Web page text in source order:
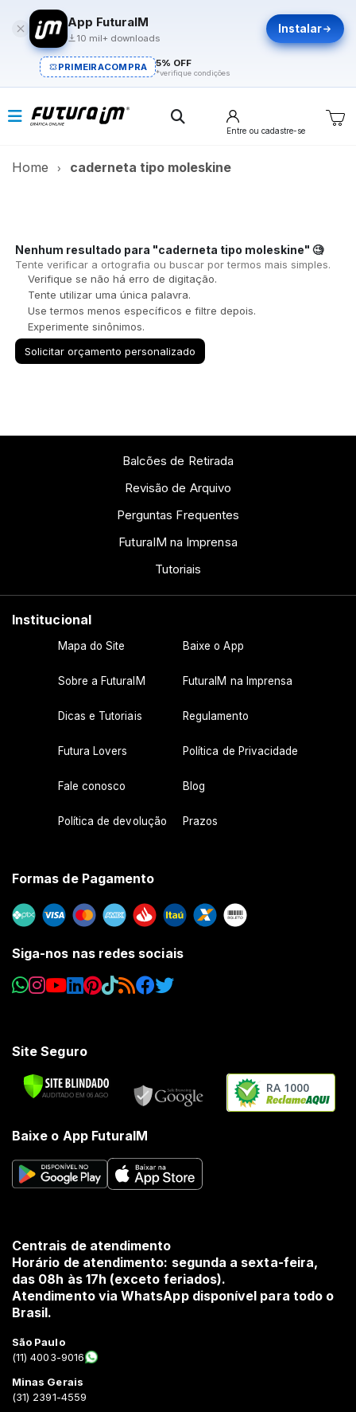
App FuturaIM
10 mil+ downloads
Instalar
PRIMEIRACOMPRA 5% OFF
*verifique condições
Entre ou cadastre-se
Home caderneta tipo moleskine
Nenhum resultado para "caderneta tipo moleskine" 🧐
Tente verificar a ortografia ou buscar por termos mais simples.
Verifique se não há erro de digitação.
Tente utilizar uma única palavra.
Use termos menos específicos e filtre depois.
Experimente sinônimos.
Solicitar orçamento personalizado
Balcões de Retirada
Revisão de Arquivo
Perguntas Frequentes
FuturaIM na Imprensa
Tutoriais
Institucional
Mapa do Site Baixe o App
Sobre a FuturaIM FuturaIM na Imprensa
Dicas e Tutoriais Regulamento
Futura Lovers Política de Privacidade
Fale conosco Blog
Política de devolução Prazos
Formas de Pagamento
Siga-nos nas redes sociais
Site Seguro
RA 1000
Baixe o App FuturaIM
Centrais de atendimento
Horário de atendimento: segunda a sexta-feira,
das 08h às 17h (exceto feriados).
Atendimento via WhatsApp disponível para todo o
Brasil.
São Paulo
(11) 4003-9016
Minas Gerais
(31) 2391-4559